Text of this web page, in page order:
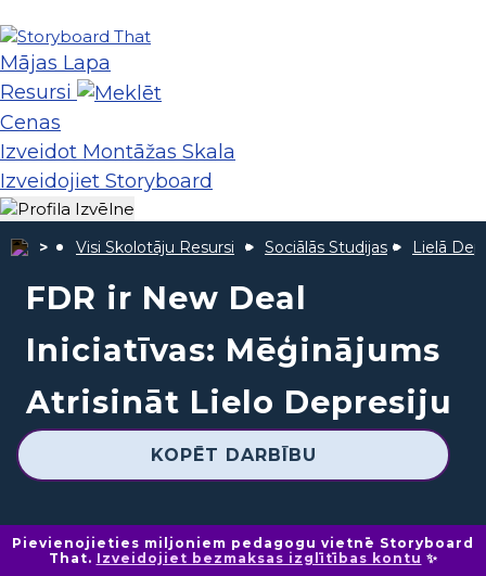
Mājas Lapa
Resursi
Cenas
Izveidot Montāžas Skala
Izveidojiet Storyboard
Visi Skolotāju Resursi Sociālās Studijas Lielā
FDR ir New Deal
Iniciatīvas: Mēģinājums
Atrisināt Lielo Depresiju
KOPĒT DARBĪBU
Pievienojieties miljoniem pedagogu vietnē Storyboard
That. Izveidojiet bezmaksas izglītības kontu ✨